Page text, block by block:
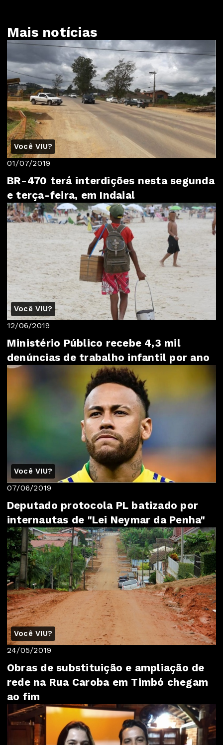
Mais notícias
Você VIU?
01/07/2019
BR-470 terá interdições nesta segunda
e terça-feira, em Indaial
Você VIU?
12/06/2019
Ministério Público recebe 4,3 mil
denúncias de trabalho infantil por ano
Você VIU?
07/06/2019
Deputado protocola PL batizado por
internautas de "Lei Neymar da Penha"
Você VIU?
24/05/2019
Obras de substituição e ampliação de
rede na Rua Caroba em Timbó chegam
ao fim